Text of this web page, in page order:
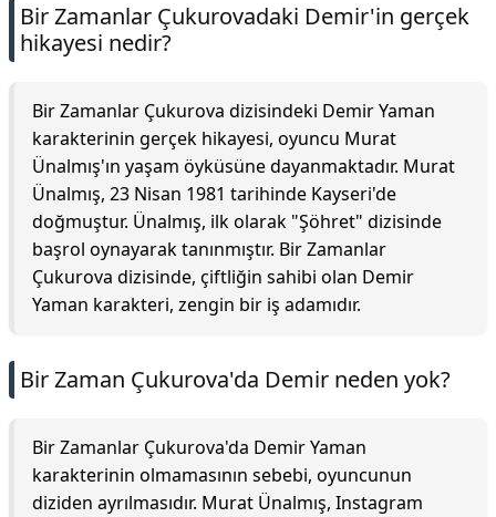
Bir Zamanlar Çukurovadaki Demir'in gerçek
hikayesi nedir?
Bir Zamanlar Çukurova dizisindeki Demir Yaman
karakterinin gerçek hikayesi, oyuncu Murat
Ünalmış'ın yaşam öyküsüne dayanmaktadır. Murat
Ünalmış, 23 Nisan 1981 tarihinde Kayseri'de
doğmuştur. Ünalmış, ilk olarak "Şöhret" dizisinde
başrol oynayarak tanınmıştır. Bir Zamanlar
Çukurova dizisinde, çiftliğin sahibi olan Demir
Yaman karakteri, zengin bir iş adamıdır.
Bir Zaman Çukurova'da Demir neden yok?
Bir Zamanlar Çukurova'da Demir Yaman
karakterinin olmamasının sebebi, oyuncunun
diziden ayrılmasıdır. Murat Ünalmış, Instagram